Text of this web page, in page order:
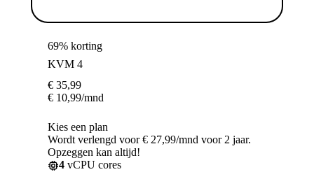
69% korting
KVM 4
€ 35,99
€ 10,99/mnd
Kies een plan
Wordt verlengd voor € 27,99/mnd voor 2 jaar.
Opzeggen kan altijd!
4 vCPU cores